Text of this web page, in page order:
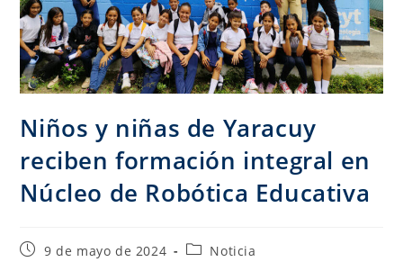
Niños y niñas de Yaracuy
reciben formación integral en
Núcleo de Robótica Educativa
9 de mayo de 2024 Noticia